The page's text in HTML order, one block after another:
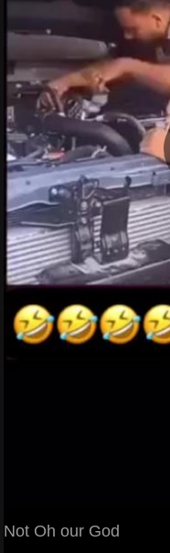
Not Oh our God